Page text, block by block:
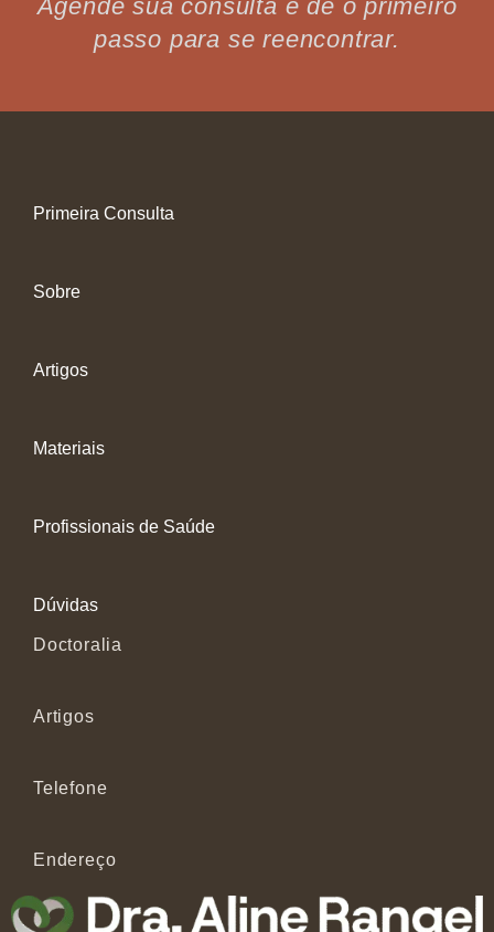
Agende sua consulta e dê o primeiro
passo para se reencontrar.
Primeira Consulta
Sobre
Artigos
Materiais
Profissionais de Saúde
Dúvidas
Doctoralia
Artigos
Telefone
Endereço